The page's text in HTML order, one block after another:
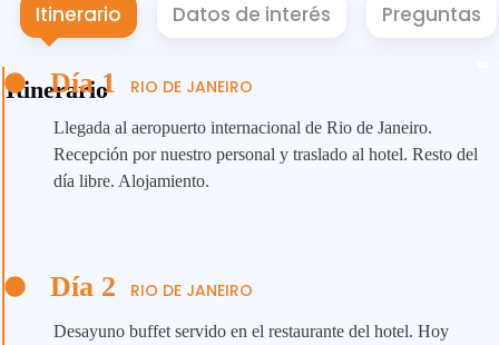
Itinerario Datos de interés Preguntas
Itinerario
Día 1 RIO DE JANEIRO
Llegada al aeropuerto internacional de Rio de Janeiro.
Recepción por nuestro personal y traslado al hotel. Resto del
día libre. Alojamiento.
Día 2 RIO DE JANEIRO
Desayuno buffet servido en el restaurante del hotel. Hoy